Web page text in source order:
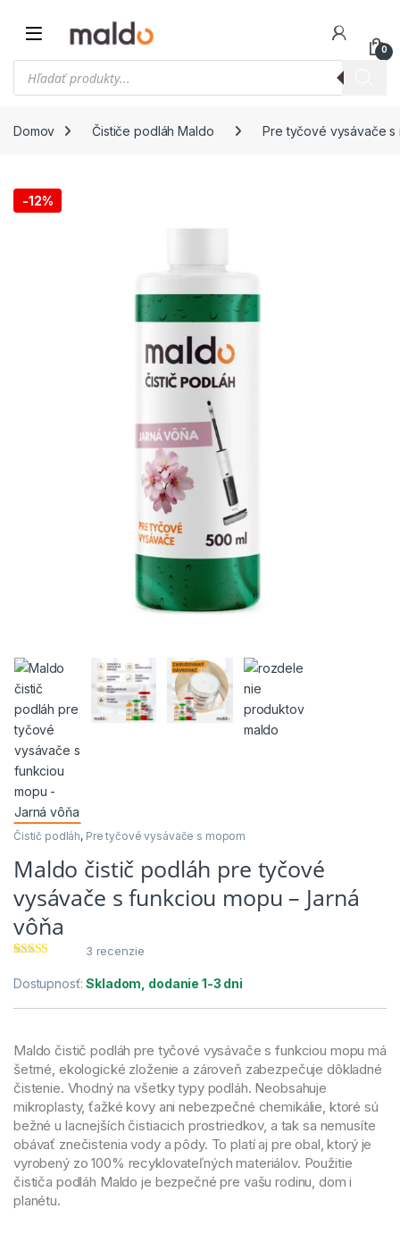
0
Domov Čističe podláh Maldo Pre tyčové vysávače s
-12%
Čistič podláh, Pre tyčové vysávače s mopom
Maldo čistič podláh pre tyčové
vysávače s funkciou mopu – Jarná
vôňa
4.67z 5 na
základe
3 recenzie
Dostupnosť:Skladom, dodanie 1-3 dni
Maldo čistič podláh pre tyčové vysávače s funkciou mopu má
šetrné, ekologické zloženie a zároveň zabezpečuje dôkladné
čistenie. Vhodný na všetky typy podláh. Neobsahuje
mikroplasty, ťažké kovy ani nebezpečné chemikálie, ktoré sú
bežné u lacnejších čistiacich prostriedkov, a tak sa nemusíte
obávať znečistenia vody a pôdy. To platí aj pre obal, ktorý je
vyrobený zo 100% recyklovateľných materiálov. Použitie
čističa podláh Maldo je bezpečné pre vašu rodinu, dom i
planétu.